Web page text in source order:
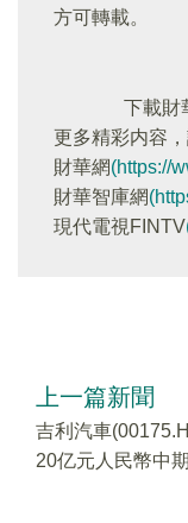
方可轉載。
下載財
更多精彩内容，
財華網(https://
財華智庫網
現代電視FINTV
上一篇新聞
吉利汽車
20亿元人民幣中